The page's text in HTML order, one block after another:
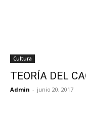
Cultura
TEORÍA DEL
Admin - junio 20, 2017